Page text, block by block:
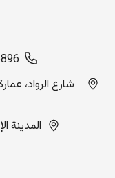
المدينة الإيطالية 1،